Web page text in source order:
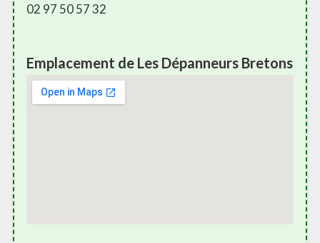
02 97 50 57 32
Emplacement de Les Dépanneurs Bretons